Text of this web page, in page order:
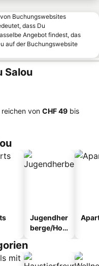
Buchungswebsites
dass Du
Angebot findest, das
auf der Buchungswebsite
Salou
reichen von ‎CHF 49 bis
Jugendher
berge/Hos